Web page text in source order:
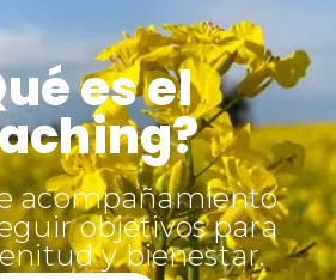
es el
acompañamiento
objetivos para
y bienestar.